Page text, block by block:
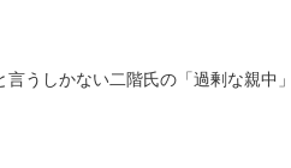
言うしかない二階氏の「過剰な親中